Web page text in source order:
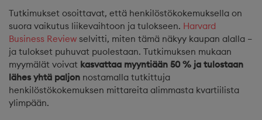
Tutkimukset osoittavat, että henkilöstökokemuksella on
suora vaikutus liikevaihtoon ja tulokseen. Harvard
Business Review selvitti, miten tämä näkyy kaupan alalla –
ja tulokset puhuvat puolestaan. Tutkimuksen mukaan
myymälät voivat kasvattaa myyntiään 50 % ja tulostaan
lähes yhtä paljon nostamalla tutkittuja
henkilöstökokemuksen mittareita alimmasta kvartiilista
ylimpään.